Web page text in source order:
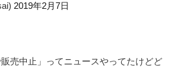
2019年2月7日
売中止」ってニュースやってたけどど